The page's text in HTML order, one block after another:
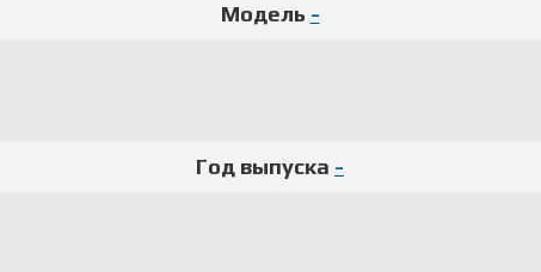
Модель -
Год выпуска -